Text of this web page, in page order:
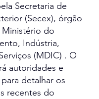
Secretaria de
(Secex), órgão
do
Indústria,
(MDIC) . O
autoridades e
detalhar os
recentes do